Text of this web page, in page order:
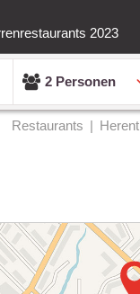
2023
2 Personen
Restaurants Herent